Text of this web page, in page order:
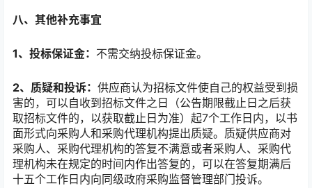
八、其他补充事宜
1、投标保证金： 不需交纳投标保证金。
2、质疑和投诉： 供应商认为招标文件使自己的权益受到损
害的，可以自收到招标文件之日（公告期限截止日之后获
取招标文件的，以获取截止日为准）起7个工作日内，以书
面形式向采购人和采购代理机构提出质疑。质疑供应商对
采购人、采购代理机构的答复不满意或者采购人、采购代
理机构未在规定的时间内作出答复的，可以在答复期满后
十五个工作日内向同级政府采购监督管理部门投诉。